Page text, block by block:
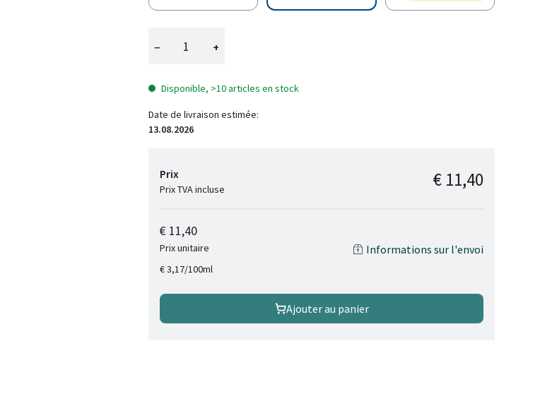
− +
Disponible, >10 articles en stock
Date de livraison estimée:
13.08.2026
Prix
Prix TVA incluse € 11,40
€ 11,40
Prix unitaire
€ 3,17/100ml
Informations sur l'envoi
Ajouter au panier